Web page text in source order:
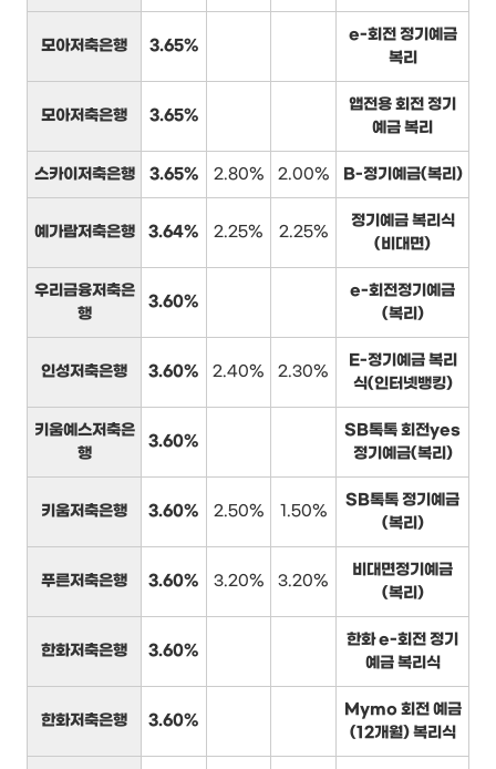
모아저축은행 3.65%
e-회전 정기예금
복리
모아저축은행 3.65%
앱전용 회전 정기
예금 복리
스카이저축은행 3.65% 2.80% 2.00% B-정기예금(복리)
예가람저축은행 3.64% 2.25% 2.25%
정기예금 복리식
(비대면)
우리금융저축은
행
3.60%
e-회전정기예금
(복리)
인성저축은행 3.60% 2.40% 2.30%
E-정기예금 복리
식(인터넷뱅킹)
키움예스저축은
행
3.60%
SB톡톡 회전yes
정기예금(복리)
키움저축은행 3.60% 2.50% 1.50%
SB톡톡 정기예금
(복리)
푸른저축은행 3.60% 3.20% 3.20%
비대면정기예금
(복리)
한화저축은행 3.60%
한화 e-회전 정기
예금 복리식
한화저축은행 3.60%
Mymo 회전 예금
(12개월) 복리식